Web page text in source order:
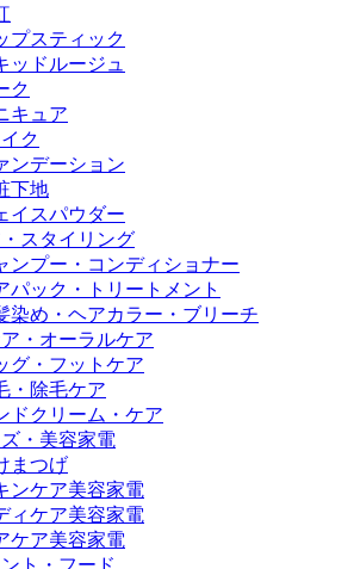
プスティック
ッドルージュ
ク
キュア
ク
ンデーション
下地
イスパウダー
スタイリング
ンプー・コンディショナー
パック・トリートメント
染め・ヘアカラー・ブリーチ
・オーラルケア
グ・フットケア
・除毛ケア
ドクリーム・ケア
・美容家電
まつげ
ンケア美容家電
ィケア美容家電
ケア美容家電
ト・フード